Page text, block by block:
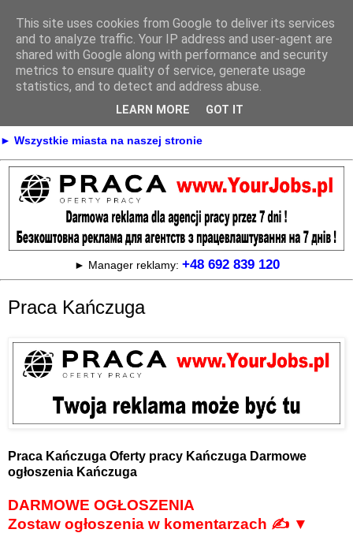
Praca
► KONTAKT ► REKLAMA
► Praca Oferty pracy na terenie całej Polski
► Wszystkie miasta na naszej stronie
► Manager reklamy: +48 692 839 120
Praca Kańczuga
Praca Kańczuga Oferty pracy Kańczuga Darmowe
ogłoszenia Kańczuga
DARMOWE OGŁOSZENIA
Zostaw ogłoszenia w komentarzach ✍ ▼
This site uses cookies from Google to deliver its services
and to analyze traffic. Your IP address and user-agent are
shared with Google along with performance and security
metrics to ensure quality of service, generate usage
statistics, and to detect and address abuse.
LEARN MORE GOT IT